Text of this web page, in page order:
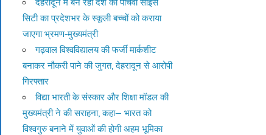
देहरादून में बन रही देश की पांचवीं साइंस
सिटी का प्रदेशभर के स्कूली बच्चों को कराया
जाएगा भ्रमण-मुख्यमंत्री
गढ़वाल विश्वविद्यालय की फर्जी मार्कशीट
बनाकर नौकरी पाने की जुगत, देहरादून से आरोपी
गिरफ्तार
विद्या भारती के संस्कार और शिक्षा मॉडल की
मुख्यमंत्री ने की सराहना, कहा— भारत को
विश्वगुरु बनाने में युवाओं की होगी अहम भूमिका